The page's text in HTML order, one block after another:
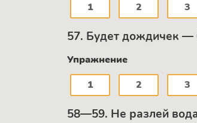
1
2 3
57. Будет дождичек —
Упражнение
1
2 3
58—59. Не разлей